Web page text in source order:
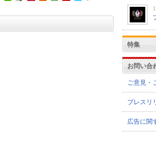
特集
お問い合
ご意見・
プレスリ
広告に関